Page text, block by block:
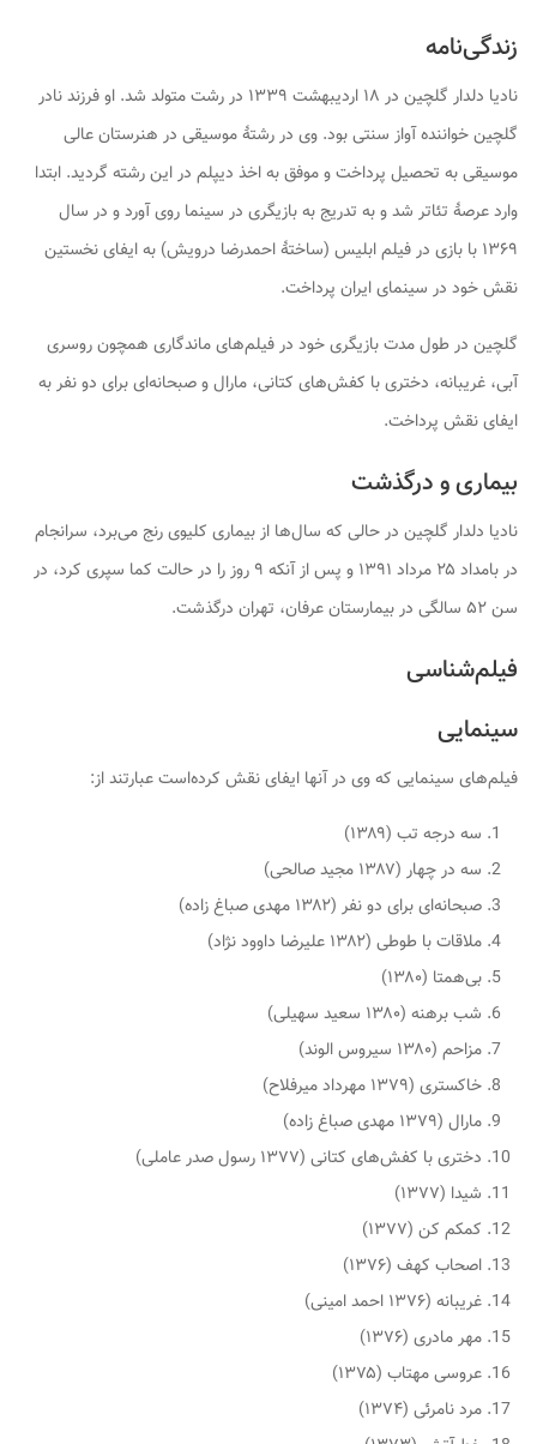
زندگی‌نامه
نادیا دلدار گلچین در ۱۸ اردیبهشت ۱۳۳۹ در رشت متولد شد. او فرزند نادر
گلچین خواننده آواز سنتی بود. وی در رشتهٔ موسیقی در هنرستان عالی
موسیقی به تحصیل پرداخت و موفق به اخذ دیپلم در این رشته گردید. ابتدا
وارد عرصهٔ تئاتر شد و به تدریج به بازیگری در سینما روی آورد و در سال
۱۳۶۹ با بازی در فیلم ابلیس (ساختهٔ احمدرضا درویش) به ایفای نخستین
نقش خود در سینمای ایران پرداخت.
گلچین در طول مدت بازیگری خود در فیلم‌های ماندگاری همچون روسری
آبی، غریبانه، دختری با کفش‌های کتانی، مارال و صبحانه‌ای برای دو نفر به
ایفای نقش پرداخت.
بیماری و درگذشت
نادیا دلدار گلچین در حالی که سال‌ها از بیماری کلیوی رنج می‌برد، سرانجام
در بامداد ۲۵ مرداد ۱۳۹۱ و پس از آنکه ۹ روز را در حالت کما سپری کرد، در
سن ۵۲ سالگی در بیمارستان عرفان، تهران درگذشت.
فیلم‌شناسی
سینمایی
فیلم‌های سینمایی که وی در آنها ایفای نقش کرده‌است عبارتند از:
سه درجه تب (۱۳۸۹)
سه در چهار (۱۳۸۷ مجید صالحی)
صبحانه‌ای برای دو نفر (۱۳۸۲ مهدی صباغ زاده)
ملاقات با طوطی (۱۳۸۲ علیرضا داوود نژاد)
بی‌همتا (۱۳۸۰)
شب برهنه (۱۳۸۰ سعید سهیلی)
مزاحم (۱۳۸۰ سیروس الوند)
خاکستری (۱۳۷۹ مهرداد میرفلاح)
مارال (۱۳۷۹ مهدی صباغ زاده)
دختری با کفش‌های کتانی (۱۳۷۷ رسول صدر عاملی)
شیدا (۱۳۷۷)
کمکم کن (۱۳۷۷)
اصحاب کهف (۱۳۷۶)
غریبانه (۱۳۷۶ احمد امینی)
مهر مادری (۱۳۷۶)
عروسی مهتاب (۱۳۷۵)
مرد نامرئی (۱۳۷۴)